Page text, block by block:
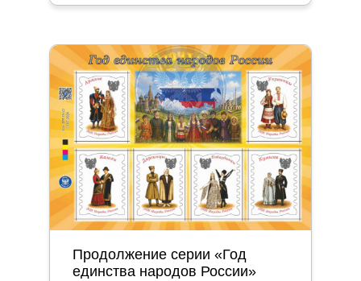
и серьезно повлияла на жизнь
Продолжение серии «Год
единства народов России»